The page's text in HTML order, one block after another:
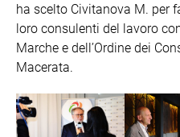
ha scelto Civitanova M. per
loro consulenti del lavoro
Marche e dell’Ordine dei
Macerata.